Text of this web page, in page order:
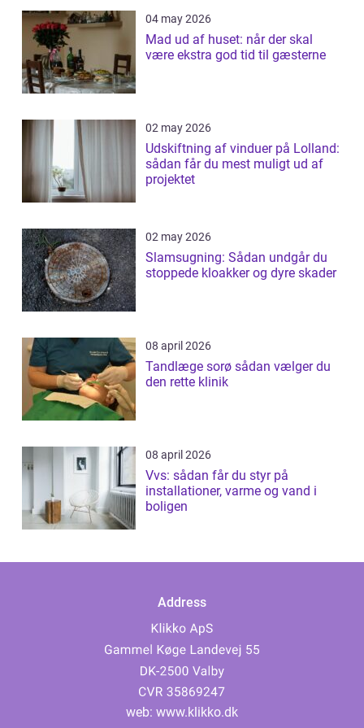
04 may 2026
Mad ud af huset: når der skal
være ekstra god tid til gæsterne
02 may 2026
Udskiftning af vinduer på Lolland:
sådan får du mest muligt ud af
projektet
02 may 2026
Slamsugning: Sådan undgår du
stoppede kloakker og dyre skader
08 april 2026
Tandlæge sorø sådan vælger du
den rette klinik
08 april 2026
Vvs: sådan får du styr på
installationer, varme og vand i
boligen
Address
web: www.klikko.dk